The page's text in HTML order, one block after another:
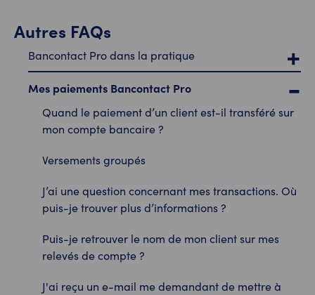
Autres FAQs
Bancontact Pro dans la pratique
Mes paiements Bancontact Pro
Quand le paiement d’un client est-il transféré sur
mon compte bancaire ?
Versements groupés
J’ai une question concernant mes transactions. Où
puis-je trouver plus d’informations ?
Puis-je retrouver le nom de mon client sur mes
relevés de compte ?
J'ai reçu un e-mail me demandant de mettre à